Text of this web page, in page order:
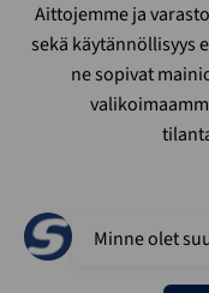
Aittojemme ja
sekä käytännöllisyys
ne sopivat
Minne olet